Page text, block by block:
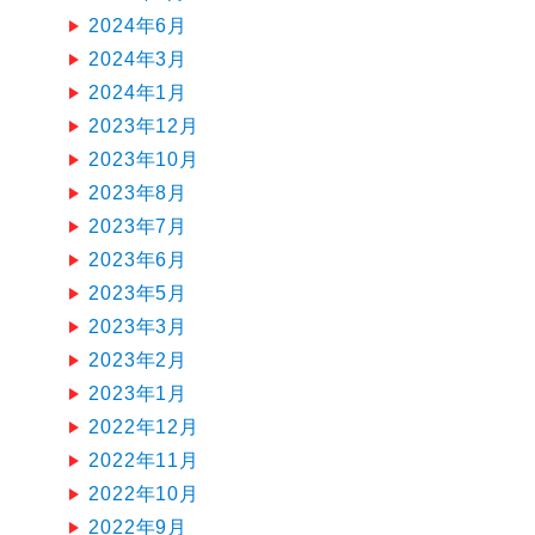
2024年6月
2024年3月
2024年1月
2023年12月
2023年10月
2023年8月
2023年7月
2023年6月
2023年5月
2023年3月
2023年2月
2023年1月
2022年12月
2022年11月
2022年10月
2022年9月